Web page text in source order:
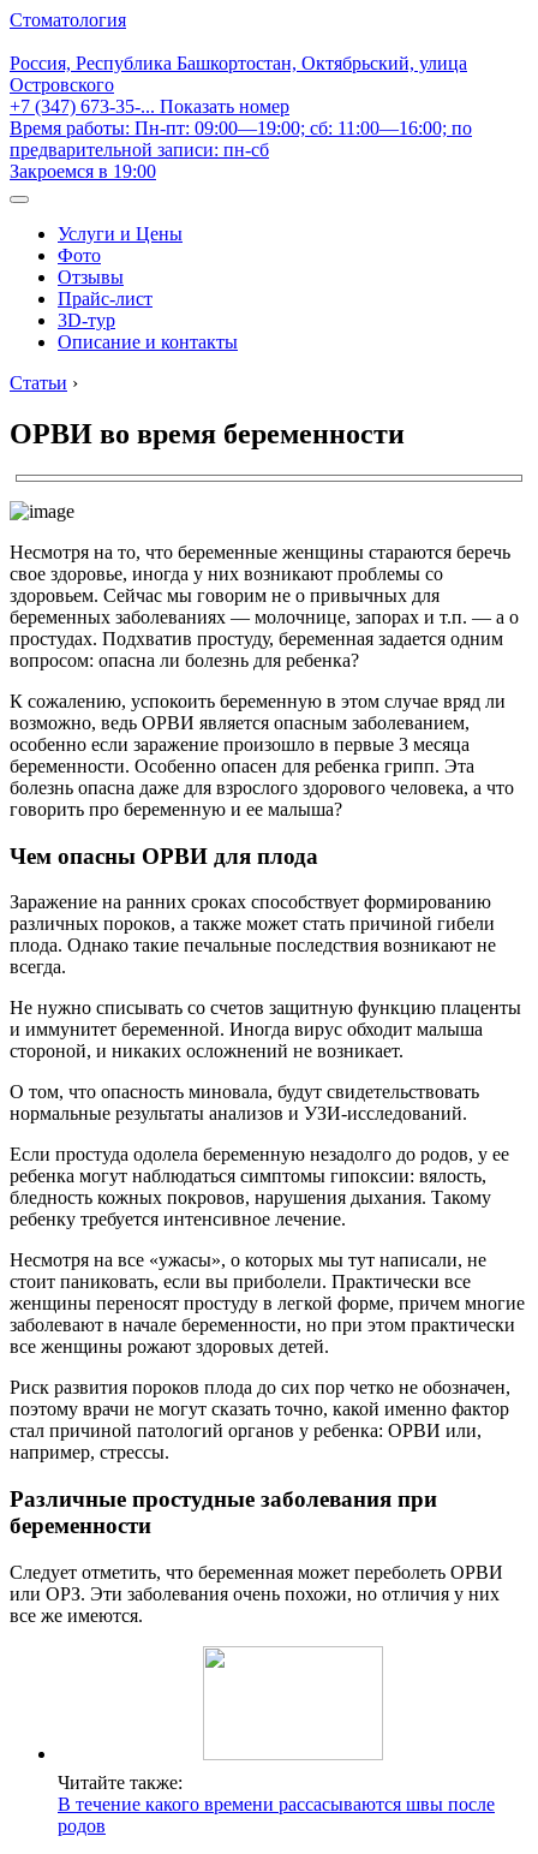
Стоматология
Россия, Республика Башкортостан, Октябрьский, улица
Островского
+7 (347) 673-35-... Показать номер
Время работы: Пн-пт: 09:00—19:00; сб: 11:00—16:00; по
предварительной записи: пн-сб
Закроемся в 19:00
Услуги и Цены
Фото
Отзывы
Прайс-лист
3D-тур
Описание и контакты
Статьи ›
ОРВИ во время беременности
Несмотря на то, что беременные женщины стараются беречь
свое здоровье, иногда у них возникают проблемы со
здоровьем. Сейчас мы говорим не о привычных для
беременных заболеваниях — молочнице, запорах и т.п. — а о
простудах. Подхватив простуду, беременная задается одним
вопросом: опасна ли болезнь для ребенка?
К сожалению, успокоить беременную в этом случае вряд ли
возможно, ведь ОРВИ является опасным заболеванием,
особенно если заражение произошло в первые 3 месяца
беременности. Особенно опасен для ребенка грипп. Эта
болезнь опасна даже для взрослого здорового человека, а что
говорить про беременную и ее малыша?
Чем опасны ОРВИ для плода
Заражение на ранних сроках способствует формированию
различных пороков, а также может стать причиной гибели
плода. Однако такие печальные последствия возникают не
всегда.
Не нужно списывать со счетов защитную функцию плаценты
и иммунитет беременной. Иногда вирус обходит малыша
стороной, и никаких осложнений не возникает.
О том, что опасность миновала, будут свидетельствовать
нормальные результаты анализов и УЗИ-исследований.
Если простуда одолела беременную незадолго до родов, у ее
ребенка могут наблюдаться симптомы гипоксии: вялость,
бледность кожных покровов, нарушения дыхания. Такому
ребенку требуется интенсивное лечение.
Несмотря на все «ужасы», о которых мы тут написали, не
стоит паниковать, если вы приболели. Практически все
женщины переносят простуду в легкой форме, причем многие
заболевают в начале беременности, но при этом практически
все женщины рожают здоровых детей.
Риск развития пороков плода до сих пор четко не обозначен,
поэтому врачи не могут сказать точно, какой именно фактор
стал причиной патологий органов у ребенка: ОРВИ или,
например, стрессы.
Различные простудные заболевания при
беременности
Следует отметить, что беременная может переболеть ОРВИ
или ОРЗ. Эти заболевания очень похожи, но отличия у них
все же имеются.
Читайте также:
В течение какого времени рассасываются швы после
родов